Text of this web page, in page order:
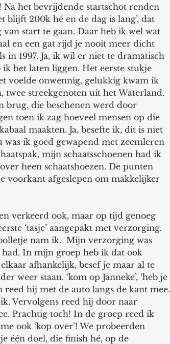
Na het bevrijdende startschot renden
blijft 200k hé en de dag is lang’, dat
start te gaan. Daar heb ik wel wat
en een gat rijd je nooit meer dicht
in 1997. Ja, ik wil er niet te dramatisch
het laten liggen. Het eerste stukje
voelde onwennig, gelukkig kwam ik
twee streekgenoten uit het Waterland.
brug, die beschenen werd door
toen ik zag hoeveel mensen op die
maakten. Ja, besefte ik, dit is niet
ik goed gewapend met zeemleren
mijn schaatsschoenen had ik
heen schaatshoezen. De punten
voorkant afgeslepen om makkelijker
verkeerd ook, maar op tijd genoeg
‘tasje’ aangepakt met verzorging.
nam ik.  Mijn verzorging was
In mijn groep heb ik dat ook
afhankelijk, besef je maar al te
weer staan. ‘kom op Janneke’, ‘heb je
reed hij met de auto langs de kant mee.
ik. Vervolgens reed hij door naar
Prachtig toch! In de groep reed ik
ook ‘kop over’! We probeerden
één doel, die finish hé, op de